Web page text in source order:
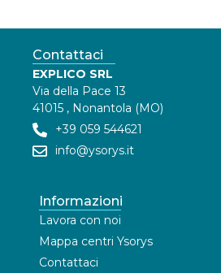
Contattaci
EXPLICO SRL
Via della Pace 13
41015 , Nonantola (MO)
+39 059 544621
info@ysorys.it
Informazioni
Lavora con noi
Mappa centri Ysorys
Contattaci